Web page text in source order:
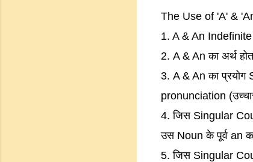
The Use of 'A' &
1. A & An
2. A & An का अर्थ
3. A & An का प्रयोग
pronunciation
4. जिस Singular
उस Noun के पूर्व an
5. जिस Singular